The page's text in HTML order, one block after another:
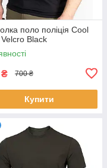
поло поліція Cool
Black
₴ 700 ₴
Купити